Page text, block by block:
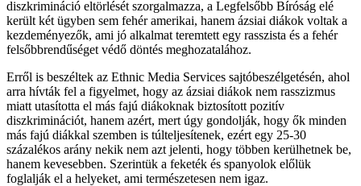
diszkrimináció eltörlését szorgalmazza, a Legfelsőbb Bíróság elé
került két ügyben sem fehér amerikai, hanem ázsiai diákok voltak a
kezdeményezők, ami jó alkalmat teremtett egy rasszista és a fehér
felsőbbrendűséget védő döntés meghozatalához.
Erről is beszéltek az Ethnic Media Services sajtóbeszélgetésén, ahol
arra hívták fel a figyelmet, hogy az ázsiai diákok nem rasszizmus
miatt utasította el más fajú diákoknak biztosított pozitív
diszkriminációt, hanem azért, mert úgy gondolják, hogy ők minden
más fajú diákkal szemben is túlteljesítenek, ezért egy 25-30
százalékos arány nekik nem azt jelenti, hogy többen kerülhetnek be,
hanem kevesebben. Szerintük a feketék és spanyolok előlük
foglalják el a helyeket, ami természetesen nem igaz.